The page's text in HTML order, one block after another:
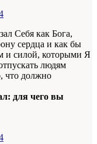
Себя как Бога,
сердца и как бы
и силой, которыми Я
людям
что должно
для чего вы